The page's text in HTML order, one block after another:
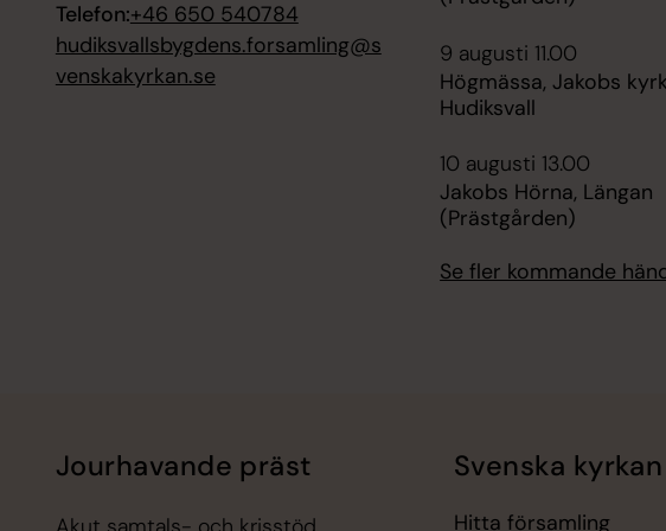
Telefon:+46 650 540784
hudiksvallsbygdens.forsamling@s
venskakyrkan.se
9 augusti 11.00
Högmässa, Jakobs
Hudiksvall
10 augusti 13.00
Jakobs Hörna, Längan
(Prästgården)
Se fler kommande
Jourhavande präst Svenska kyrkan
Hitta församling